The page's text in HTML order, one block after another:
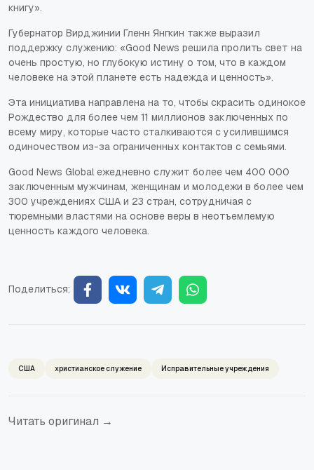
книгу».
Губернатор Вирджинии Гленн Янгкин также выразил
поддержку служению: «Good News решила пролить свет на
очень простую, но глубокую истину о том, что в каждом
человеке на этой планете есть надежда и ценность».
Эта инициатива направлена на то, чтобы скрасить одинокое
Рождество для более чем 11 миллионов заключенных по
всему миру, которые часто сталкиваются с усилившимся
одиночеством из-за ограниченных контактов с семьями.
Good News Global ежедневно служит более чем 400 000
заключенным мужчинам, женщинам и молодежи в более чем
300 учреждениях США и 23 стран, сотрудничая с
тюремными властями на основе веры в неотъемлемую
ценность каждого человека.
Поделиться:
США христианское служение Исправительные учреждения
Читать оригинал →